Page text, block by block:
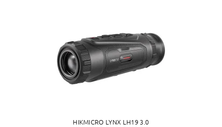
HIKMICRO LYNX LH19 3.0